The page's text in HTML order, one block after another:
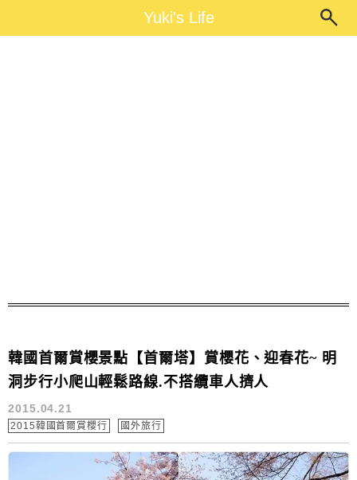
Yuki's LifeYuki's Life
韓國首爾賞櫻景點【首爾塔】賞櫻花、迎春花~ 明
洞步行小爬山輕鬆路線.不搭纜車人擠人
2015.04.21
2015韓國首爾賞櫻行 國外旅行